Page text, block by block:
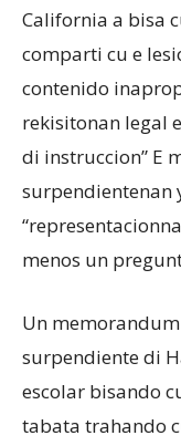
California a bisa
comparti cu e
contenido
rekisitonan legal
di instruccion” E
surpendientenan
menos un
Un
surpendiente di
escolar bisando
tabata trahando